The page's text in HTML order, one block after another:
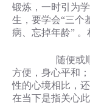
锻炼，一时引为
生，要学会“三个
病、忘掉年龄” 。
随便或顺其
方便，身心平和
性的心境相比，
在当下是指关心